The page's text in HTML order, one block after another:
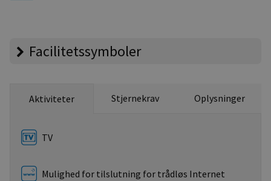
Facilitetssymboler
Aktiviteter Stjernekrav Oplysninger
TV
Mulighed for tilslutning for trådløs Internet